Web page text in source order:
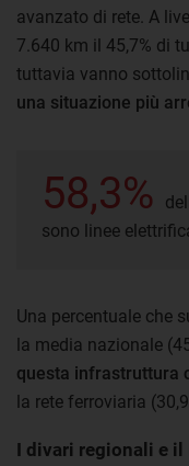
avanzato di rete. A
7.640 km il 45,7% di
tuttavia vanno
una situazione più
58,3%
sono linee
Una percentuale che
la media nazionale
questa infrastruttura
la rete ferroviaria
I divari regionali e il